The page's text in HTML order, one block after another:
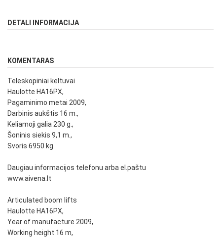
DETALI INFORMACIJA
KOMENTARAS
Teleskopiniai keltuvai
Haulotte HA16PX,
Pagaminimo metai 2009,
Darbinis aukštis 16 m.,
Keliamoji galia 230 g.,
Šoninis siekis 9,1 m.,
Svoris 6950 kg.
Daugiau informacijos telefonu arba el.paštu
www.aivena.lt
Articulated boom lifts
Haulotte HA16PX,
Year of manufacture 2009,
Working height 16 m,